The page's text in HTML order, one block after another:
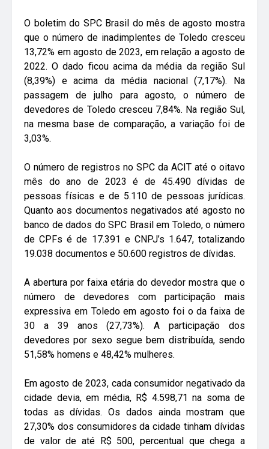
O boletim do SPC Brasil do mês de agosto mostra
que o número de inadimplentes de Toledo cresceu
13,72% em agosto de 2023, em relação a agosto de
2022. O dado ficou acima da média da região Sul
(8,39%) e acima da média nacional (7,17%). Na
passagem de julho para agosto, o número de
devedores de Toledo cresceu 7,84%. Na região Sul,
na mesma base de comparação, a variação foi de
3,03%.
O número de registros no SPC da ACIT até o oitavo
mês do ano de 2023 é de 45.490 dívidas de
pessoas físicas e de 5.110 de pessoas jurídicas.
Quanto aos documentos negativados até agosto no
banco de dados do SPC Brasil em Toledo, o número
de CPFs é de 17.391 e CNPJ’s 1.647, totalizando
19.038 documentos e 50.600 registros de dívidas.
A abertura por faixa etária do devedor mostra que o
número de devedores com participação mais
expressiva em Toledo em agosto foi o da faixa de
30 a 39 anos (27,73%). A participação dos
devedores por sexo segue bem distribuída, sendo
51,58% homens e 48,42% mulheres.
Em agosto de 2023, cada consumidor negativado da
cidade devia, em média, R$ 4.598,71 na soma de
todas as dívidas. Os dados ainda mostram que
27,30% dos consumidores da cidade tinham dívidas
de valor de até R$ 500, percentual que chega a